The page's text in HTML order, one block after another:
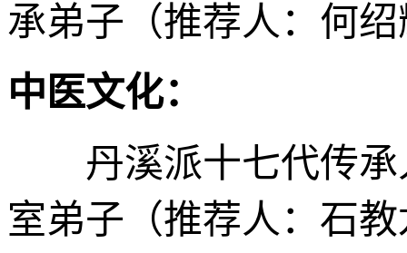
承弟子（推荐人：何
中医文化：
丹溪派十七代传承
室弟子（推荐人：石